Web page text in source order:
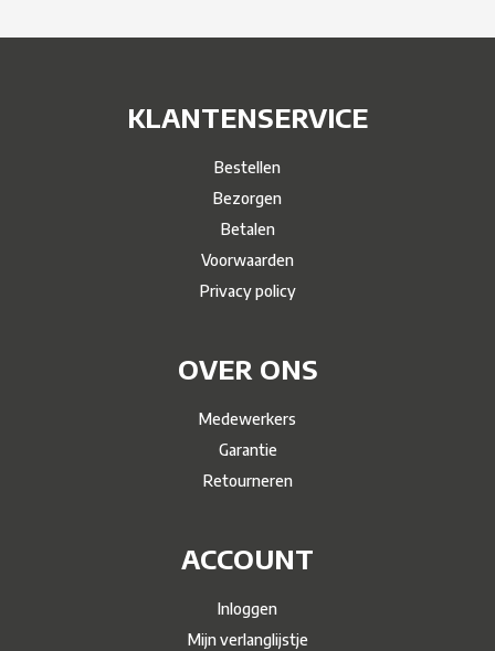
KLANTENSERVICE
Bestellen
Bezorgen
Betalen
Voorwaarden
Privacy policy
OVER ONS
Medewerkers
Garantie
Retourneren
ACCOUNT
Inloggen
Mijn verlanglijstje